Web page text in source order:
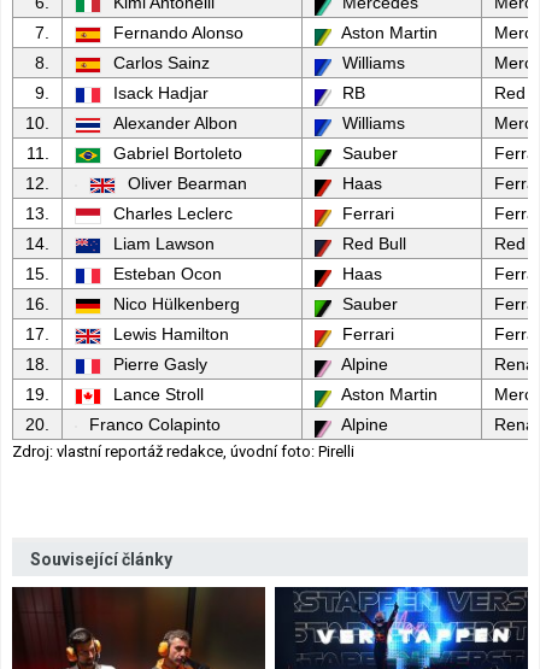
7.
Fernando Alonso Aston Martin
8.
Carlos Sainz Williams
9.
Isack Hadjar RB
Red
10.
Alexander Albon Williams
11.
Gabriel Bortoleto Sauber
12.
Oliver Bearman Haas
13.
Charles Leclerc Ferrari
14.
Liam Lawson Red Bull
Red
15.
Esteban Ocon Haas
16.
Nico Hülkenberg Sauber
17.
Lewis Hamilton Ferrari
18.
Pierre Gasly Alpine
19.
Lance Stroll Aston Martin
20.
Franco Colapinto Alpine
Zdroj: vlastní reportáž redakce, úvodní foto: Pirelli
Související články